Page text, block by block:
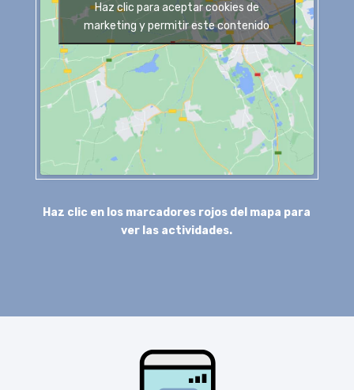
Haz clic para aceptar cookies de
marketing y permitir este contenido
Haz clic en los marcadores rojos del mapa para
ver las actividades.